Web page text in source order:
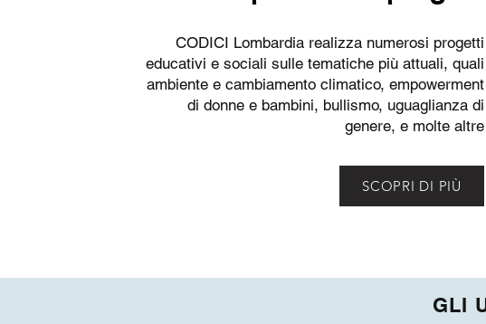
CODICI Lombardia realizza numerosi progetti
educativi e sociali sulle tematiche più attuali, quali
ambiente e cambiamento climatico, empowerment
di donne e bambini, bullismo, uguaglianza di
genere, e molte altre
SCOPRI DI PIÙ
GLI